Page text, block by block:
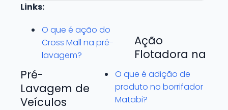
Links:
O que é ação do
Cross Mall na pré-
lavagem?
O que é adição de
produto no borrifador
Matabi?
Ação
Flotadora na
Pré-
Lavagem de
Veículos